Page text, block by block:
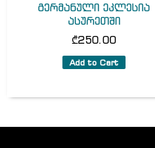
გერმანული ეკლესია
ასურეთში
₾250.00
Add to Cart